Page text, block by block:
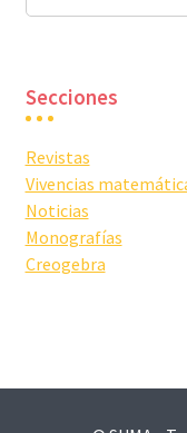
Secciones
Revistas
Vivencias
Noticias
Monografías
Creogebra